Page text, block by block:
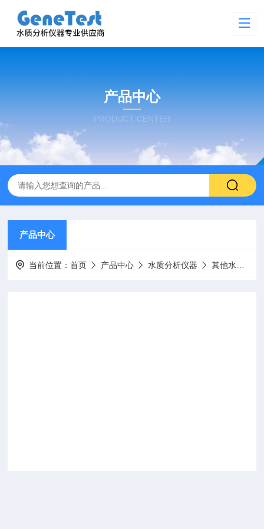
产品中心
PRODUCT CENTER
产品中心
当前位置：首页 产品中心 水质分析仪器 其他水质分析仪及配件